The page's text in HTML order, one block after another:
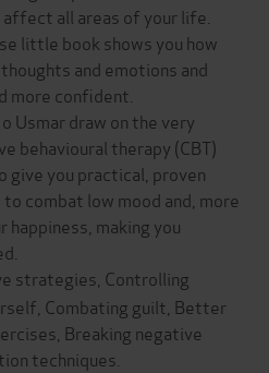
all areas of your life.
little book shows you how
and emotions and
more confident.
Usmar draw on the very
behavioural therapy (CBT)
give you practical, proven
combat low mood and, more
making you
strategies, Controlling
Combating guilt, Better
Breaking negative
techniques.